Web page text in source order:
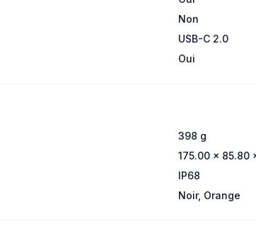
Non
USB-C 2.0
Oui
398 g
175.00 × 85.80
IP68
Noir, Orange